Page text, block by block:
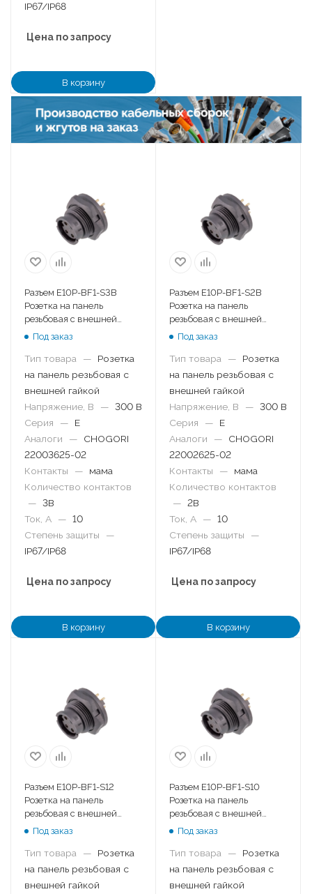
IP67/IP68
Цена по запросу
В корзину
Разъем E10P-BF1-S3B
Розетка на панель
резьбовая с внешней
гайкой
Под заказ
Тип товара —
Розетка
на панель резьбовая с
внешней гайкой
Напряжение, В
— 300 В
Серия
—
E
Аналоги
—
CHOGORI
22003625-02
Контакты
—
мама
Количество контактов
— 3B
Ток, А
— 10
Степень защиты
—
IP67/IP68
Цена по запросу
В корзину
Разъем E10P-BF1-S2B
Розетка на панель
резьбовая с внешней
гайкой
Под заказ
Тип товара —
Розетка
на панель резьбовая с
внешней гайкой
Напряжение, В
— 300 В
Серия
—
E
Аналоги
—
CHOGORI
22002625-02
Контакты
—
мама
Количество контактов
— 2B
Ток, А
— 10
Степень защиты
—
IP67/IP68
Цена по запросу
В корзину
Разъем E10P-BF1-S12
Розетка на панель
резьбовая с внешней
гайкой
Под заказ
Тип товара —
Розетка
на панель резьбовая с
внешней гайкой
Разъем E10P-BF1-S10
Розетка на панель
резьбовая с внешней
гайкой
Под заказ
Тип товара —
Розетка
на панель резьбовая с
внешней гайкой